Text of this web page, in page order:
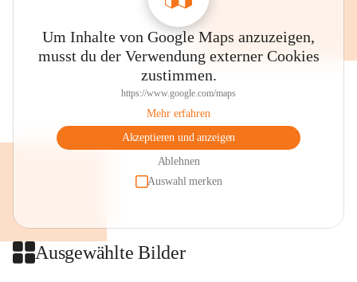
Um Inhalte von Google Maps anzuzeigen,
musst du der Verwendung externer Cookies
zustimmen.
https://www.google.com/maps
Mehr erfahren
Akzeptieren und anzeigen
Ablehnen
Auswahl merken
Ausgewählte Bilder